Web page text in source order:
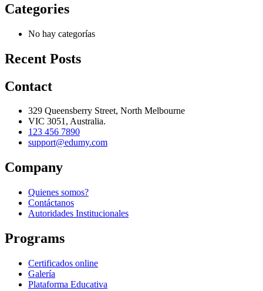
Categories
No hay categorías
Recent Posts
Contact
329 Queensberry Street, North Melbourne
VIC 3051, Australia.
123 456 7890
support@edumy.com
Company
Quienes somos?
Contáctanos
Autoridades Institucionales
Programs
Certificados online
Galería
Plataforma Educativa